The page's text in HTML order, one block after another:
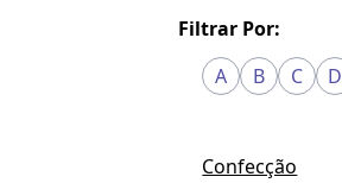
Filtrar Por:
A
B C D
Confecção